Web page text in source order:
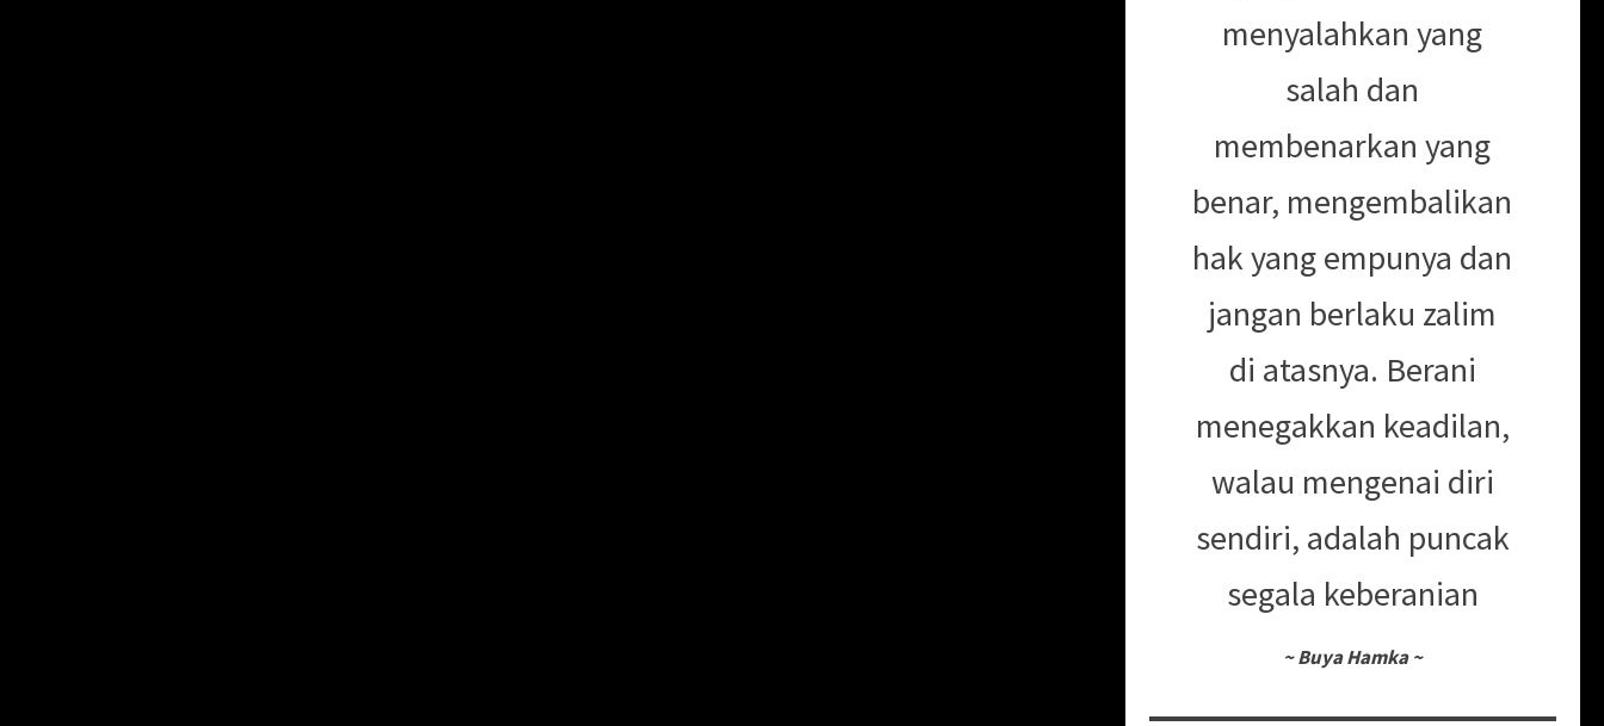
menyalahkan yang
salah dan
membenarkan yang
benar, mengembalikan
hak yang empunya dan
jangan berlaku zalim
di atasnya. Berani
menegakkan keadilan,
walau mengenai diri
sendiri, adalah puncak
segala keberanian
~Buya Hamka ~